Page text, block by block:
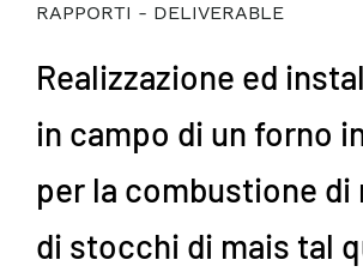
RAPPORTI - DELIVERABLE
Realizzazione ed
in campo di un forno
per la combustione
di stocchi di mais tal